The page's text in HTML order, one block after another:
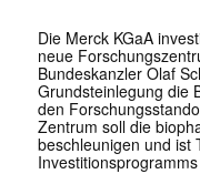
Die Merck KGaA
neue
Bundeskanzler Olaf
Grundsteinlegung die
den
Zentrum soll die
beschleunigen und ist